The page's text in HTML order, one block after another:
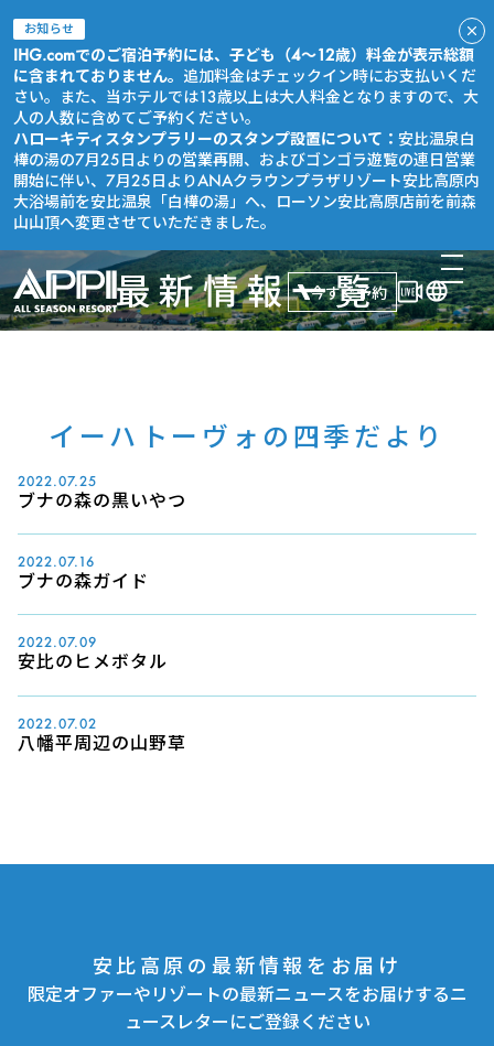
お知らせ
IHG.comでのご宿泊予約には、子ども（4～12歳）料金が表示総額
に含まれておりません。 追加料金はチェックイン時にお支払いくだ
さい。また、当ホテルでは13歳以上は大人料金となりますので、大
人の人数に含めてご予約ください。
ハローキティスタンプラリーのスタンプ設置について： 安比温泉白
樺の湯の7月25日よりの営業再開、およびゴンゴラ遊覧の連日営業
開始に伴い、7月25日よりANAクラウンプラザリゾート安比高原内
大浴場前を安比温泉「白樺の湯」へ、ローソン安比高原店前を前森
山山頂へ変更させていただきました。
今すぐ予約
最新情報一覧
イーハトーヴォの四季だより
2022.07.25
ブナの森の黒いやつ
2022.07.16
ブナの森ガイド
2022.07.09
安比のヒメボタル
2022.07.02
八幡平周辺の山野草
安比高原の最新情報をお届け
限定オファーやリゾートの最新ニュースをお届けするニ
ュースレターにご登録ください